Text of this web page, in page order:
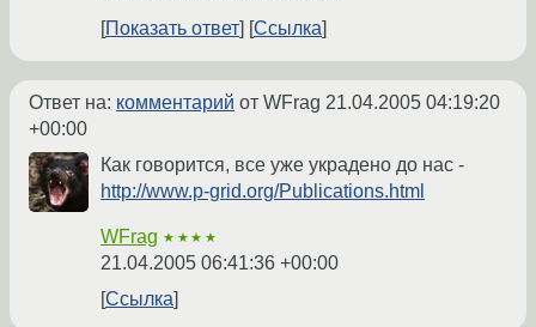
Показать ответ
Ссылка
Ответ на: комментарий от WFrag 21.04.2005 04:19:20
+00:00
Как говорится, все уже украдено до нас -
http://www.p-grid.org/Publications.html
WFrag ★★★★
21.04.2005 06:41:36 +00:00
Ссылка